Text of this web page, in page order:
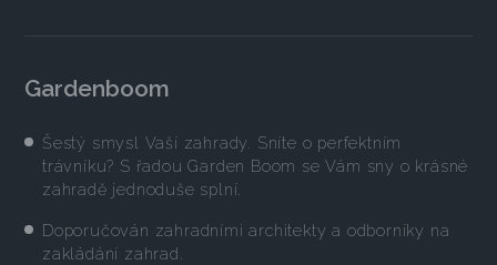
Gardenboom
Šestý smysl Vaší zahrady. Sníte o perfektním
trávníku? S řadou Garden Boom se Vám sny o krásné
zahradě jednoduše splní.
Doporučován zahradními architekty a odborníky na
zakládání zahrad.